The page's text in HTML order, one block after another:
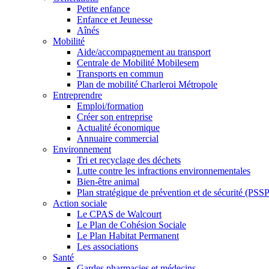
Petite enfance
Enfance et Jeunesse
Aînés
Mobilité
Aide/accompagnement au transport
Centrale de Mobilité Mobilesem
Transports en commun
Plan de mobilité Charleroi Métropole
Entreprendre
Emploi/formation
Créer son entreprise
Actualité économique
Annuaire commercial
Environnement
Tri et recyclage des déchets
Lutte contre les infractions environnementales
Bien-être animal
Plan stratégique de prévention et de sécurité
Action sociale
Le CPAS de Walcourt
Le Plan de Cohésion Sociale
Le Plan Habitat Permanent
Les associations
Santé